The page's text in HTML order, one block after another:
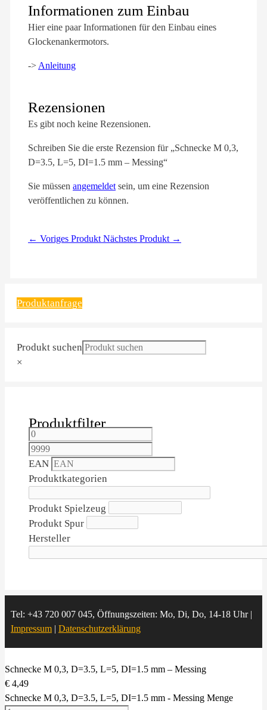
Informationen zum Einbau
Hier eine paar Informationen für den Einbau eines
Glockenankermotors.
-> Anleitung
Rezensionen
Es gibt noch keine Rezensionen.
Schreiben Sie die erste Rezension für „Schnecke M 0,3,
D=3.5, L=5, DI=1.5 mm – Messing“
Sie müssen angemeldet sein, um eine Rezension
veröffentlichen zu können.
← Voriges Produkt Nächstes Produkt →
Produktanfrage
Produkt suchen
×
Produktfilter
EAN
Produktkategorien
Produkt Spielzeug
Produkt Spur
Hersteller
Tel: +43 720 007 045, Öffnungszeiten: Mo, Di, Do, 14-18 Uhr |
Impressum | Datenschutzerklärung
Schnecke M 0,3, D=3.5, L=5, DI=1.5 mm – Messing
€ 4,49
Schnecke M 0,3, D=3.5, L=5, DI=1.5 mm - Messing Menge